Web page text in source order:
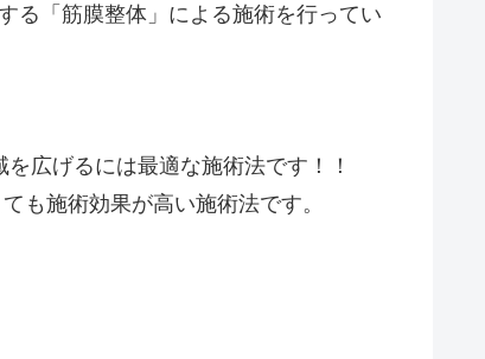
る「筋膜整体」による施術を行ってい
広げるには最適な施術法です！！
も施術効果が高い施術法です。